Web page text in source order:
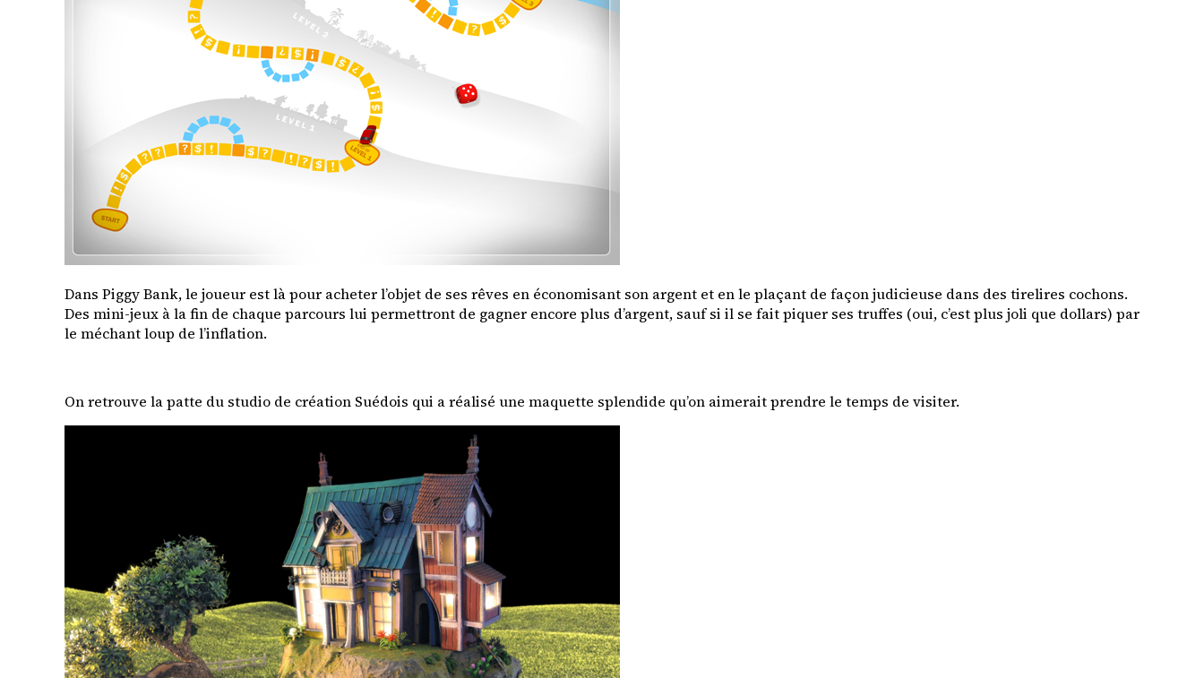
Dans Piggy Bank, le joueur est là pour acheter l’objet de ses rêves en économisant son argent et en le plaçant de façon judicieuse dans des tirelires cochons.
Des mini-jeux à la fin de chaque parcours lui permettront de gagner encore plus d’argent, sauf si il se fait piquer ses truffes (oui, c’est plus joli que dollars) par
le méchant loup de l’inflation.
On retrouve la patte du studio de création Suédois qui a réalisé une maquette splendide qu’on aimerait prendre le temps de visiter.